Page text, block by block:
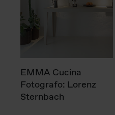
EMMA Cucina
Fotografo: Lorenz
Sternbach